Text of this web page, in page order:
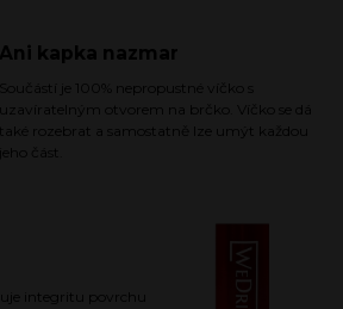
Ani kapka nazmar
Součástí je 100% nepropustné víčko s
uzavíratelným otvorem na brčko. Víčko se dá
také rozebrat a samostatně lze umýt každou
jeho část.
integritu povrchu